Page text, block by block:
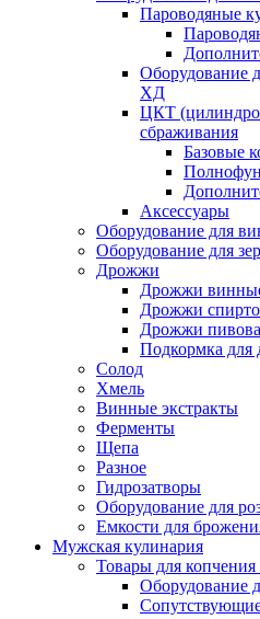
Пароводяные
Оборудование
ХД
ЦКТ
сбраживания
Базовые
Аксессуары
Оборудование для
Оборудование для
Дрожжи
Дрожжи
Дрожжи
Дрожжи
Подкормка для
Солод
Хмель
Винные экстракты
Ферменты
Щепа
Разное
Гидрозатворы
Оборудование для
Емкости для
Мужская кулинария
Товары для
Оборудование